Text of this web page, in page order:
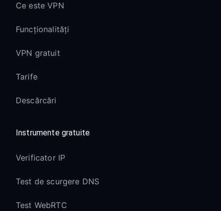
Ce este VPN
Funcționalități
VPN gratuit
Tarife
Descărcări
Instrumente gratuite
Verificator IP
Test de scurgere DNS
Test WebRTC